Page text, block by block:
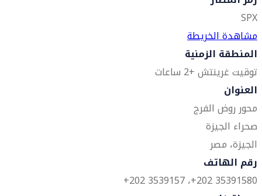
SPX
مشاهدة الخريطة
المنطقة الزمنية
توقيت غرينتش +2 ساعات
العنوان
محور روض الفرج
صحراء الجيزة
الجيزة، مصر
رقم الهاتف
35391580 202+، 3539157 202+